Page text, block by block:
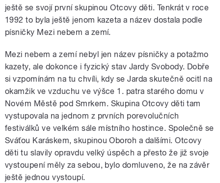
ještě se svojí první skupinou Otcovy děti. Tenkrát v roce
1992 to byla ještě jenom kazeta a název dostala podle
písničky Mezi nebem a zemí.
Mezi nebem a zemí nebyl jen název písničky a potažmo
kazety, ale dokonce i fyzický stav Jardy Svobody. Dobře
si vzpomínám na tu chvíli, kdy se Jarda skutečně ocitl na
okamžik ve vzduchu ve výšce 1. patra starého domu v
Novém Městě pod Smrkem. Skupina Otcovy děti tam
vystupovala na jednom z prvních porevolučních
festiválků ve velkém sále místního hostince. Společně se
Sváťou Karáskem, skupinou Oboroh a dalšími. Otcovy
děti tu slavily opravdu velký úspěch a přesto že již svoje
vystoupení měly za sebou, bylo domluveno, že na závěr
ještě jednou vystoupí.